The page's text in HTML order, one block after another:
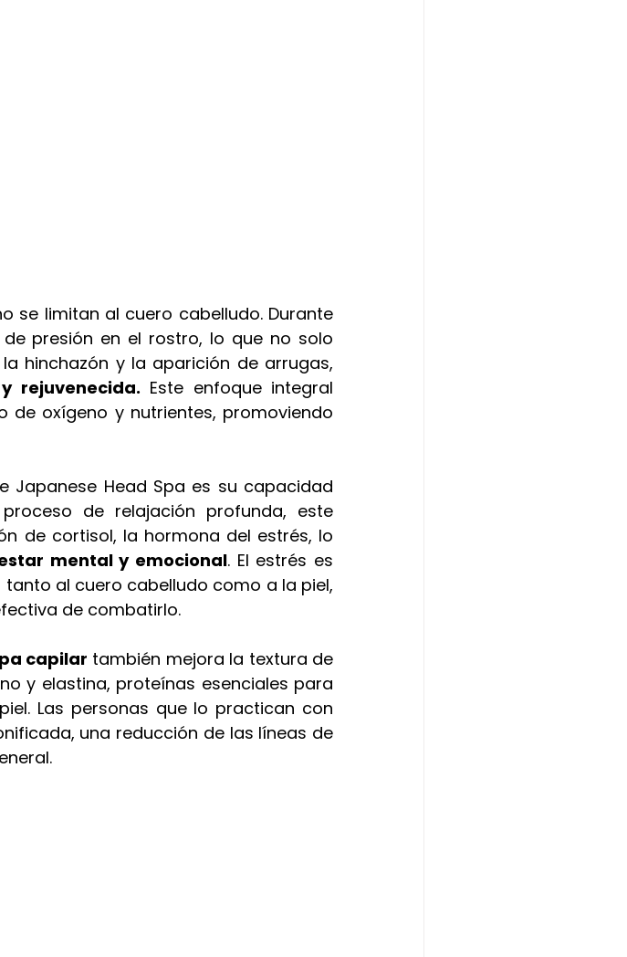
se limitan al cuero cabelludo. Durante
presión en el rostro, lo que no solo
hinchazón y la aparición de arrugas,
rejuvenecida. Este enfoque integral
oxígeno y nutrientes, promoviendo
Head Spa es su capacidad
de relajación profunda, este
de cortisol, la hormona del estrés, lo
mental y emocional. El estrés es
al cuero cabelludo como a la piel,
de combatirlo.
capilar también mejora la textura de
y elastina, proteínas esenciales para
Las personas que lo practican con
una reducción de las líneas de